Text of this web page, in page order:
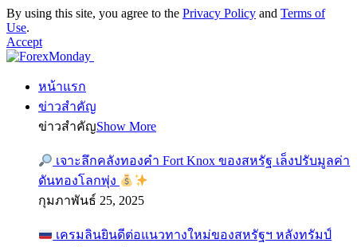
By using this site, you agree to the Privacy Policy and Terms of
Use.
Accept
หน้าแรก
ข่าวสำคัญ
ข่าวสำคัญShow More
เจาะลึกคลังทองคำ Fort Knox ของสหรัฐ เล็งปรับมูลค่า
ดันทองโลกพุ่ง
กุมภาพันธ์ 25, 2025
เครมลินยินดีต่อแนวทางใหม่ของสหรัฐฯ หลังทรัมป์